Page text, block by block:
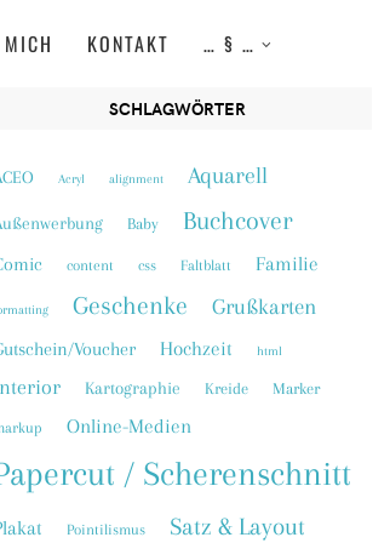
KONTAKT … § …
SCHLAGWÖRTER
Acryl alignment Aquarell
Baby Buchcover
content css Faltblatt Familie
Geschenke Grußkarten
Voucher Hochzeit html
Kartographie Kreide Marker
Online-Medien
/ Scherenschnitt
Pointilismus Satz & Layout